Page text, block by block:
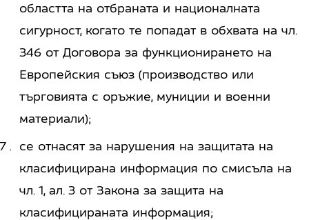
областта на отбраната и националната
сигурност, когато те попадат в обхвата на чл.
346 от Договора за функционирането на
Европейския съюз (производство или
търговията с оръжие, муниции и военни
материали);
се отнасят за нарушения на защитата на
класифицирана информация по смисъла на
чл. 1, ал. 3 от Закона за защита на
класифицираната информация;